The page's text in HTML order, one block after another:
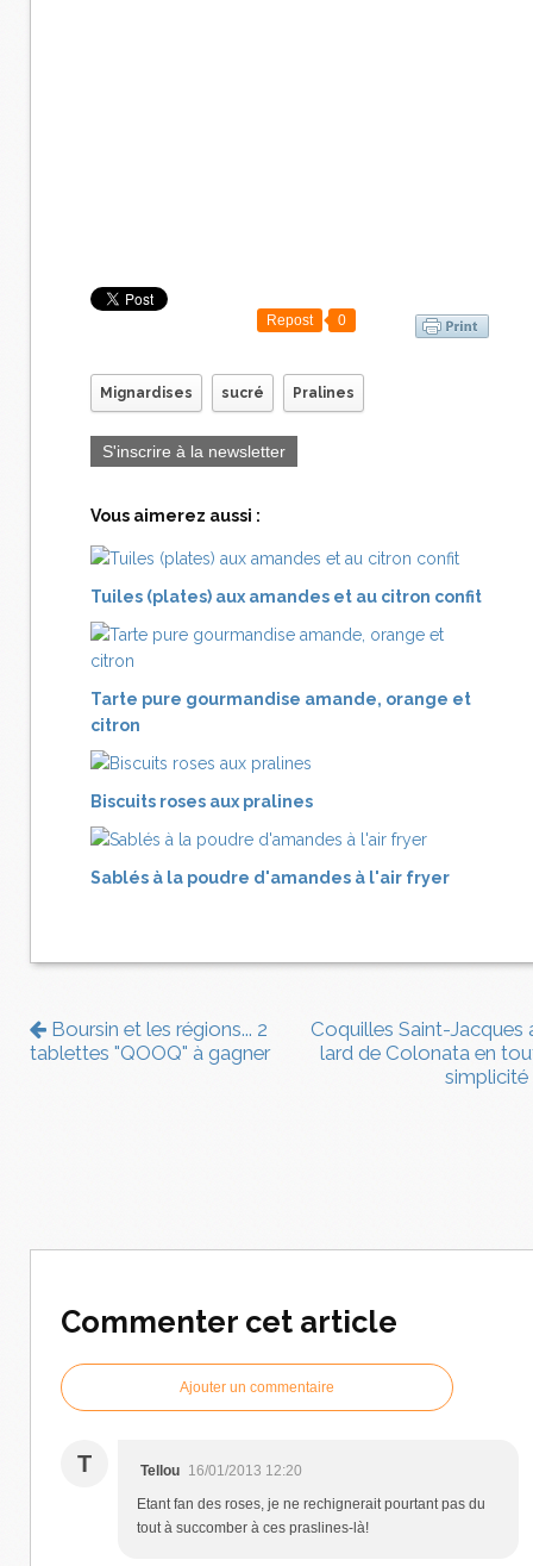
Repost 0
Mignardises sucré Pralines
S'inscrire à la newsletter
Vous aimerez aussi :
Tuiles (plates) aux amandes et au citron confit
Tarte pure gourmandise amande, orange et
citron
Biscuits roses aux pralines
Sablés à la poudre d'amandes à l'air fryer
Boursin et les régions... 2
tablettes "QOOQ" à gagner
Coquilles Saint-Jacques
lard de Colonata en
simplicité
Commenter cet article
Ajouter un commentaire
T Tellou 16/01/2013 12:20
Etant fan des roses, je ne rechignerait pourtant pas du
tout à succomber à ces praslines-là!